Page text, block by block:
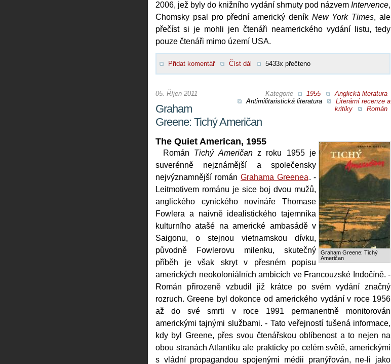
2006, jež byly do knižního vydání shrnuty pod názvem Intervence,
Chomsky psal pro přední americký deník New York Times, ale
přečíst si je mohli jen čtenáři neamerického vydání listu, tedy
pouze čtenáři mimo území USA.
Přidat komentář Číst dál 5433x přečteno
Kategorie 1955
Anglická literatura
Antimilitaristická literatura
Literární recenze a
kritiky
Román
05. Říjen 2011
Graham
Greene: Tichý Američan
Graham Greene: Tichý
Američan
The Quiet American, 1955
Román Tichý Američanz roku 1955 je
suverénně nejznámější a společensky
nejvýznamnější román Grahama Greenea. -
Leitmotivem románu je sice boj dvou mužů,
anglického cynického novináře Thomase
Fowlera a naivně idealistického tajemníka
kulturního atašé na americké ambasádě v
Saigonu, o stejnou vietnamskou dívku,
původně Fowlerovu milenku, skutečný
příběh je však skryt v přesném popisu
amerických neokoloniálních ambicích ve Francouzské Indočíně. -
Román přirozeně vzbudil již krátce po svém vydání značný
rozruch. Greene byl dokonce od amerického vydání v roce 1956
až do své smrti v roce 1991 permanentně monitorován
americkými tajnými službami. - Tato veřejností tušená informace,
kdy byl Greene, přes svou čtenářskou oblíbenost a to nejen na
obou stranách Atlantiku ale prakticky po celém světě, americkými
s vládní propagandou spojenými médii pranýřován, ne-li jako